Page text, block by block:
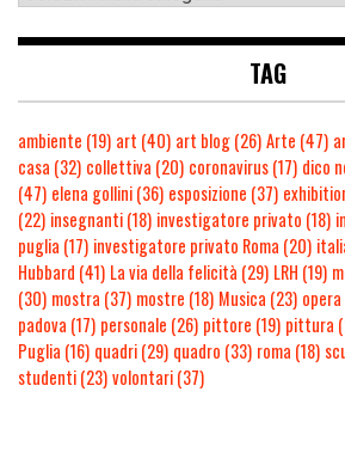
TAG
ambiente (19) art (40) art blog(26)Arte (47)
casa (32) collettiva (20) coronavirus(17) dico
(47) elena gollini(36) esposizione (37)
(22) insegnanti(18) investigatore privato (18)
puglia (17) investigatore privato Roma (20)
Hubbard (41) La via della felicità (29) LRH (19)
(30) mostra (37) mostre (18) Musica (23) opera
padova (17) personale (26) pittore (19) pittura
Puglia (16) quadri(29) quadro (33) roma (18)
studenti(23)volontari(37)